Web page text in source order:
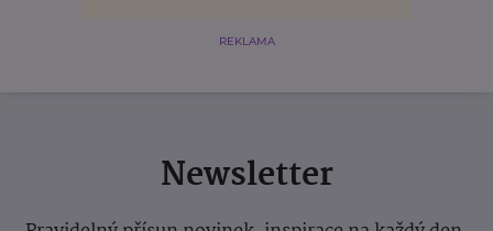
REKLAMA
Newsletter